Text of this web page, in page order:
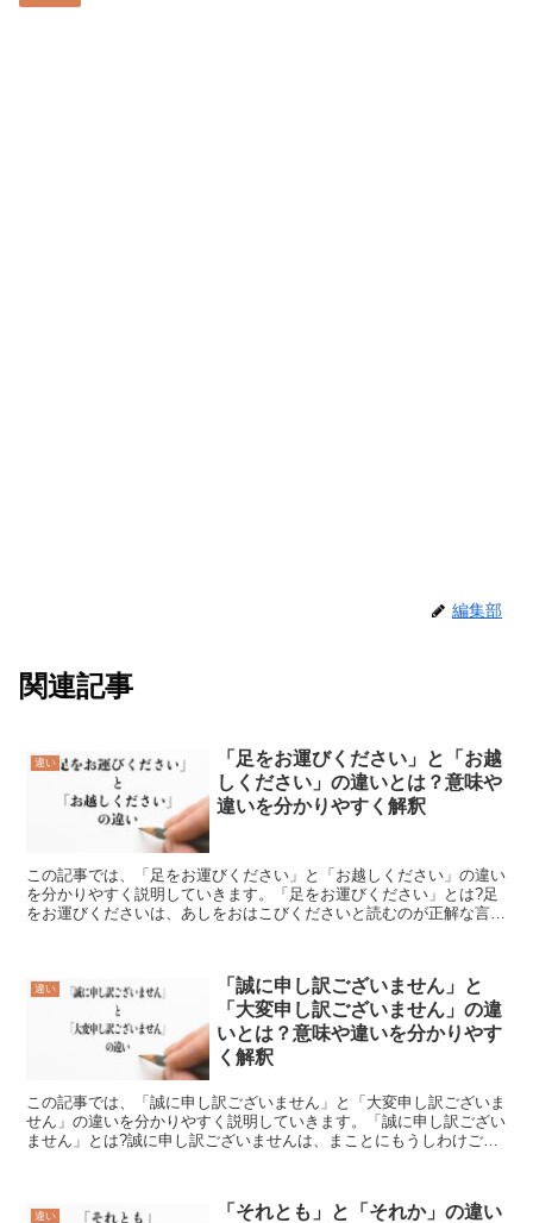
編集部
関連記事
違い
「足をお運びください」と「お越
しください」の違いとは？意味や
違いを分かりやすく解釈
この記事では、「足をお運びください」と「お越しください」の違い
を分かりやすく説明していきます。「足をお運びください」とは?足
をお運びくださいは、あしをおはこびくださいと読むのが正解な言葉
違い
「誠に申し訳ございません」と
「大変申し訳ございません」の違
いとは？意味や違いを分かりやす
く解釈
この記事では、「誠に申し訳ございません」と「大変申し訳ございま
せん」の違いを分かりやすく説明していきます。「誠に申し訳ござい
ません」とは?誠に申し訳ございませんは、まことにもうしわけござ
違い
「それとも」と「それか」の違い